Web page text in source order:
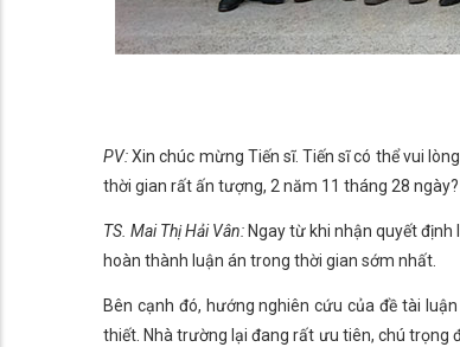
PV:Xin chúc mừng Tiến sĩ. Tiến sĩ có thể vui
thời gian rất ấn tượng, 2 năm 11 tháng 28 ngày?
TS. Mai Thị Hải Vân: Ngay từ khi nhận quyết
hoàn thành luận án trong thời gian sớm nhất.
Bên cạnh đó, hướng nghiên cứu của đề tài luận
thiết. Nhà trường lại đang rất ưu tiên, chú trọng